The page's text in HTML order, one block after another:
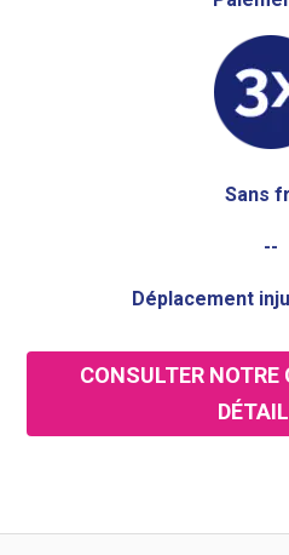
Sans
--
Déplacement
CONSULTER NOTRE